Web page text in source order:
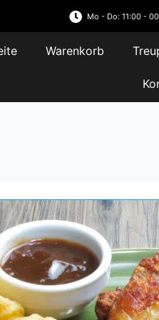
Mo - Do: 11:00 -
Warenkorb